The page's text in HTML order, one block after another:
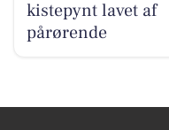
kistepynt lavet af
pårørende